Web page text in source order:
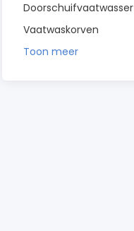
Doorschuifvaatwasser
Vaatwaskorven
Toon meer